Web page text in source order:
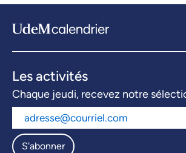
Les activités
Chaque jeudi, recevez notre
S'abonner